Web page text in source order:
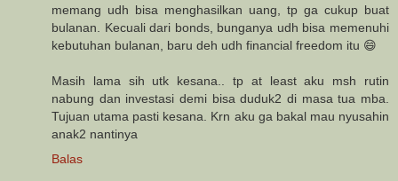
memang udh bisa menghasilkan uang, tp ga cukup buat
bulanan. Kecuali dari bonds, bunganya udh bisa memenuhi
kebutuhan bulanan, baru deh udh financial freedom itu 😄
Masih lama sih utk kesana.. tp at least aku msh rutin
nabung dan investasi demi bisa duduk2 di masa tua mba.
Tujuan utama pasti kesana. Krn aku ga bakal mau nyusahin
anak2 nantinya
Balas